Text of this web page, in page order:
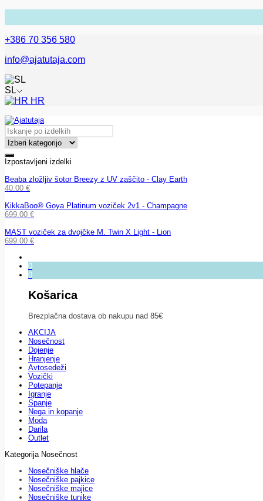
+386 70 356 580
info@ajatutaja.com
SL
HR
Izpostavljeni izdelki
Beaba zložljiv šotor Breezy z UV zaščito - Clay Earth
40.00 €
KikkaBoo® Goya Platinum voziček 2v1 - Champagne
699.00 €
MAST voziček za dvojčke M. Twin X Light - Lion
699.00 €
0
0
Košarica
Brezplačna dostava ob nakupu nad 85€
AKCIJA
Nosečnost
Dojenje
Hranjenje
Avtosedeži
Vozički
Potepanje
Igranje
Spanje
Nega in kopanje
Moda
Darila
Outlet
Kategorija Nosečnost
Nosečniške hlače
Nosečniške pajkice
Nosečniške majice
Nosečniške tunike